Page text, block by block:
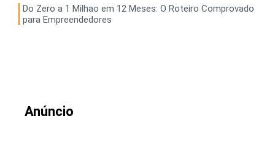
Do Zero a 1 Milhao em 12 Meses: O Roteiro Comprovado
para Empreendedores
Anúncio